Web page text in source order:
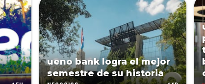
ueno bank logra el mejor
semestre de su historia